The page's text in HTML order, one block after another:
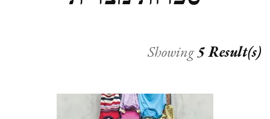
Showing5 Result(s)